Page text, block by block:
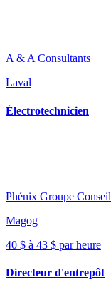
A & A Consultants
Laval
Électrotechnicien
Phénix Groupe Conseil
Magog
40 $ à 43 $ par heure
Directeur d'entrepôt